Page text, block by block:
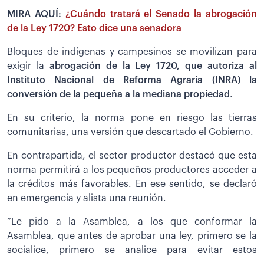
MIRA AQUÍ: ¿Cuándo tratará el Senado la abrogación
de la Ley 1720? Esto dice una senadora
Bloques de indígenas y campesinos se movilizan para
exigir la abrogación de la Ley 1720, que autoriza al
Instituto Nacional de Reforma Agraria (INRA) la
conversión de la pequeña a la mediana propiedad .
En su criterio, la norma pone en riesgo las tierras
comunitarias, una versión que descartado el Gobierno.
En contrapartida, el sector productor destacó que esta
norma permitirá a los pequeños productores acceder a
la créditos más favorables. En ese sentido, se declaró
en emergencia y alista una reunión.
“Le pido a la Asamblea, a los que conformar la
Asamblea, que antes de aprobar una ley, primero se la
socialice, primero se analice para evitar estos